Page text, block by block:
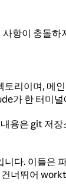
항이 충돌하
토리이며,
가 한 터미
용은 git 저
다. 이들은
건너뛰어